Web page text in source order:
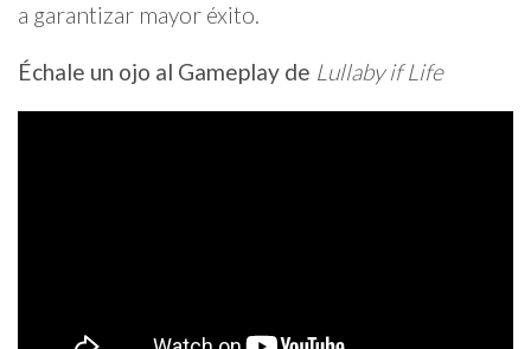
a garantizar mayor éxito.
Échale un ojo al Gameplay de Lullaby if Life